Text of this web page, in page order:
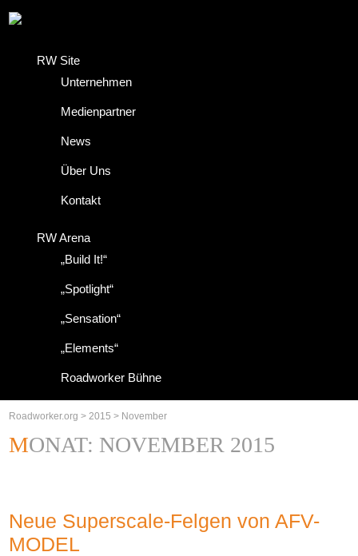
RW Site
Unternehmen
Medienpartner
News
Über Uns
Kontakt
RW Arena
„Build It!“
„Spotlight“
„Sensation“
„Elements“
Roadworker Bühne
Roadworker.org >2015 > November
MONAT: NOVEMBER 2015
Neue Superscale-Felgen von AFV-
MODEL